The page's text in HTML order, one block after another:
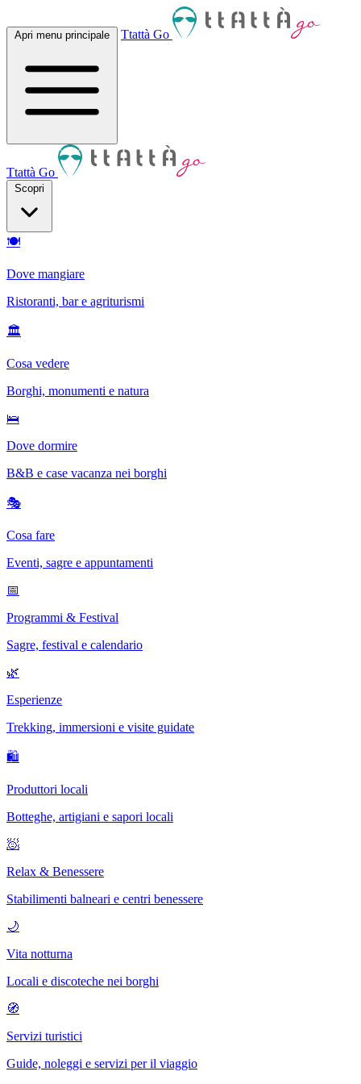
Apri menu principale Ttattà Go
Ttattà Go
Scopri
🍽
Dove mangiare
Ristoranti, bar e agriturismi
🏛
Cosa vedere
Borghi, monumenti e natura
🛌
Dove dormire
B&B e case vacanza nei borghi
🎭
Cosa fare
Eventi, sagre e appuntamenti
📅
Programmi & Festival
Sagre, festival e calendario
🌿
Esperienze
Trekking, immersioni e visite guidate
🛍
Produttori locali
Botteghe, artigiani e sapori locali
🧖
Relax & Benessere
Stabilimenti balneari e centri benessere
🌙
Vita notturna
Locali e discoteche nei borghi
🧭
Servizi turistici
Guide, noleggi e servizi per il viaggio